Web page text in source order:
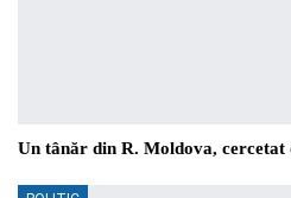
Un tânăr din R. Moldova,